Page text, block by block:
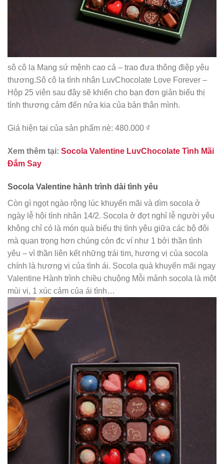
sô cô la Mang sứ mệnh cao cả – trao đưa thông điệp yêu
thương.Sô cô la tình nhân LuvChocolate Love Forever –
Hộp 25 viên sau đây sẽ khiến cho bạn đơn giản biểu thị
tình thương cảm đến nửa kia của bản thân mình.
Giá hiện tại của sản phẩm nè: 480.000 ₫
Xem thêm tại: Socola Valentine LuvChocolate Tình Mãi
Đắm Say
Socola Valentine hành trình dài tình yêu
Còn gì ngọt ngào rộng lúc khuyến mãi và dìm socola ở
ngày lễ hội tình nhân 14/2. Socola ở đợt nghỉ lễ người yêu
không chỉ có là món quà biểu thị tình yêu giữa các bộ đôi
mà quan trọng hơn chúng còn đc ví như 1 bởi thần tình
yêu – vì thần liên kết những trái tim, hương vị của socola
chính là hương vị của tình ái. Socola quà khuyến mãi ngay
Valentine Hành trình chiều chuộng Mỗi mảnh socola là một
mùi vị, 1 xúc cảm của ái tình…